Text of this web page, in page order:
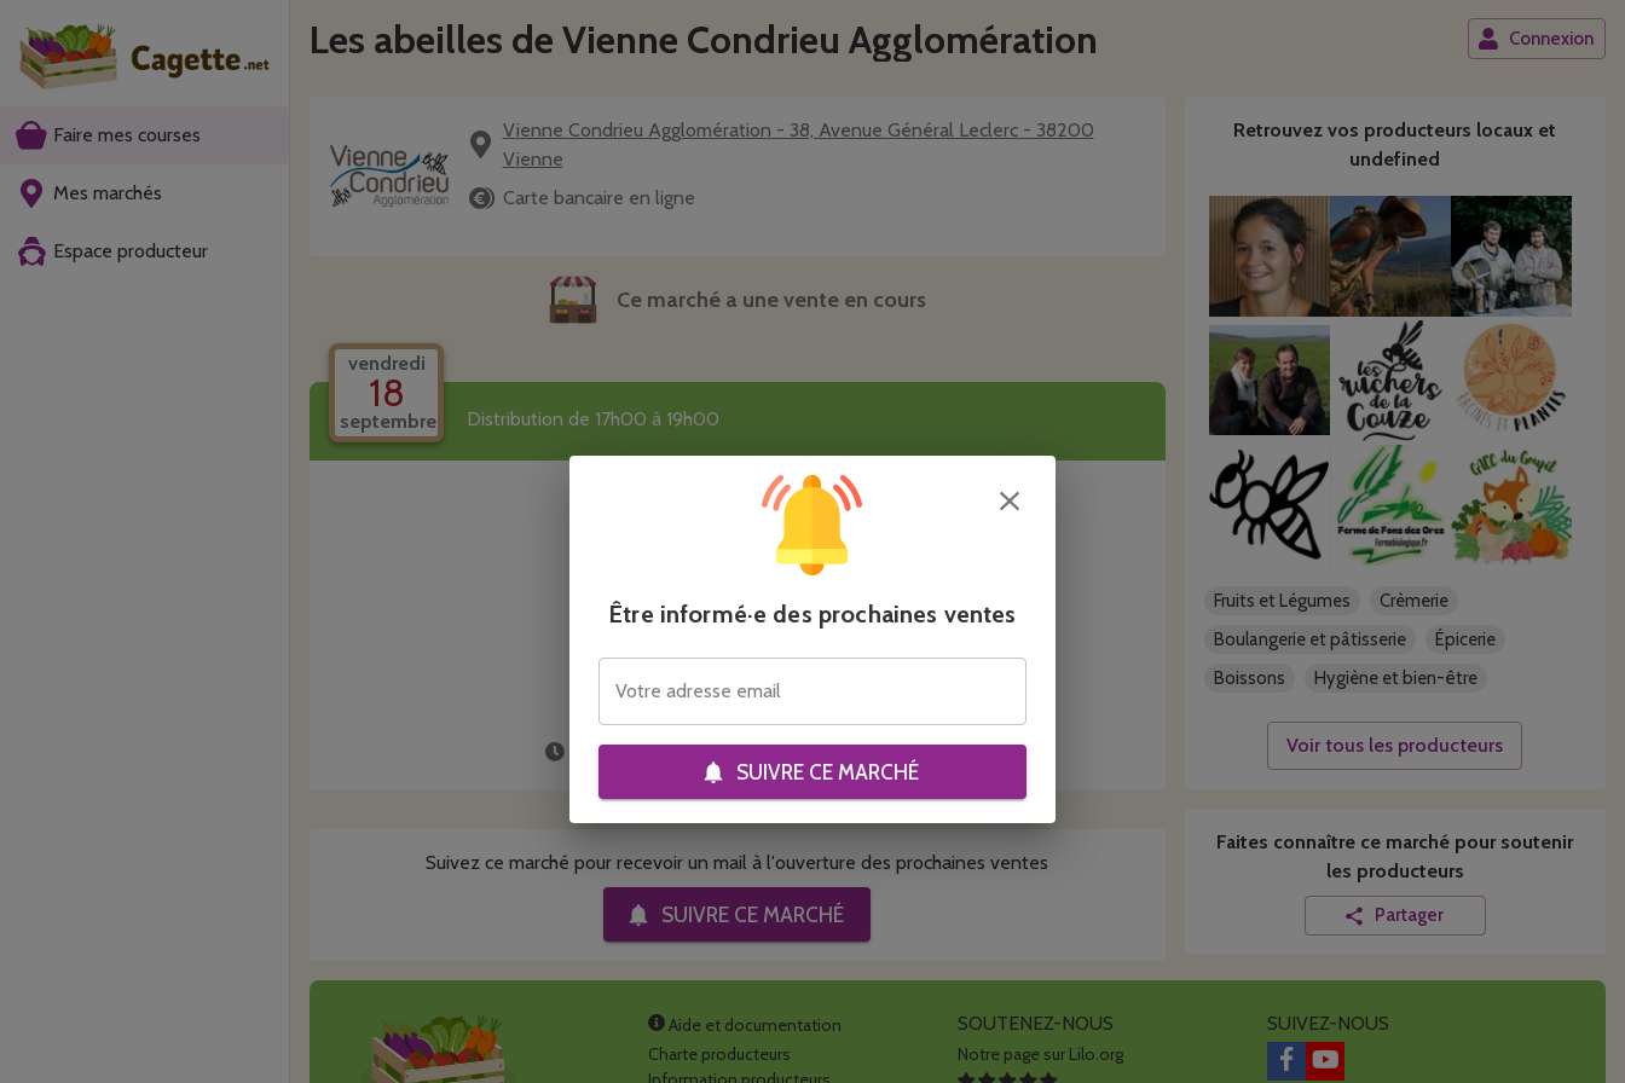
Faire mes courses
Mes marchés
Espace producteur
Les abeilles de Vienne Condrieu Agglomération Connexion
Vienne Condrieu Agglomération - 38, Avenue Général Leclerc - 38200
Vienne
Carte bancaire en ligne
Ce marché a une vente en cours
vendredi
18
septembre Distribution de 17h00 à 19h00
La commande fermera dansenviron 1 mois
Suivez ce marché pour recevoir un mail à l'ouverture des prochaines ventes
SUIVRE CE MARCHÉ
Retrouvez vos producteurs locaux et
undefined
Fruits et Légumes
Crèmerie
Boulangerie et pâtisserie
Épicerie
Boissons
Hygiène et bien-être
Voir tous les producteurs
Faites connaître ce marché pour soutenir
les producteurs
Partager
Aide et documentation
Charte producteurs
SOUTENEZ-NOUS
Notre page sur Lilo.org
SUIVEZ-NOUS
Être informé·e des prochaines ventes
Votre adresse email
SUIVRE CE MARCHÉ